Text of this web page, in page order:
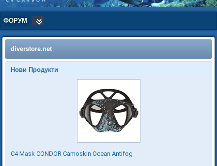
ФОРУМ
diverstore.net
Нови Продукти
C4 Mask CONDOR Camoskin Ocean Antifog